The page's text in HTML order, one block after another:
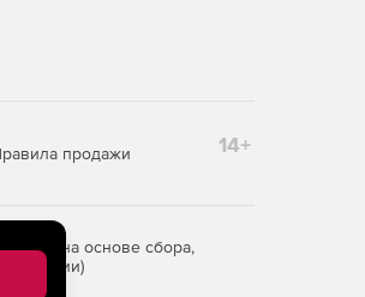
продажи 14+
на основе сбора,